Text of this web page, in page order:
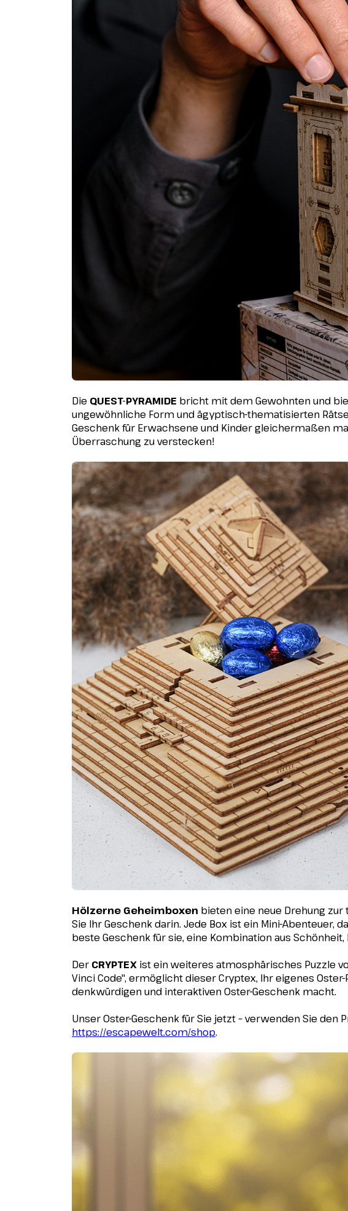
Die QUEST-PYRAMIDE bricht mit dem Gewohnten und
ungewöhnliche Form und ägyptisch-thematisierten
Geschenk für Erwachsene und Kinder gleichermaßen
Überraschung zu verstecken!
Hölzerne Geheimboxen bieten eine neue Drehung
Sie Ihr Geschenk darin. Jede Box ist ein Mini-Abenteuer,
beste Geschenk für sie, eine Kombination aus
Der CRYPTEX ist ein weiteres atmosphärisches Puzzle
Vinci Code", ermöglicht dieser Cryptex, Ihr eigenes
denkwürdigen und interaktiven Oster-Geschenk macht.
Unser Oster-Geschenk für Sie jetzt – verwenden Sie den
https://escapewelt.com/shop.